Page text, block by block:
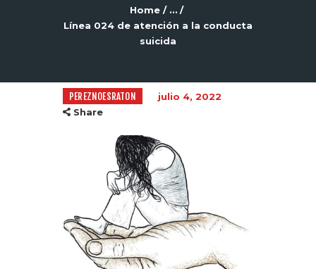
Home
...
Línea 024 de atención a la conducta
suicida
PEREZNOESRATON
julio 4, 2022
Share